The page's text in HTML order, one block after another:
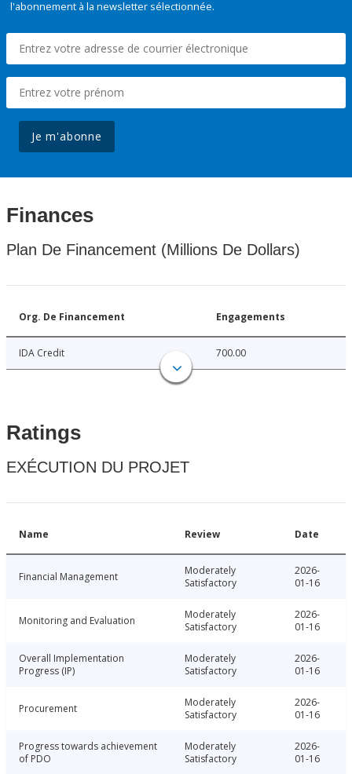
l'abonnement à la newsletter sélectionnée.
Je m'abonne
Finances
Plan De Financement (Millions De Dollars)
Org. De Financement Engagements
IDA Credit 700.00
Ratings
EXÉCUTION DU PROJET
Name Review Date
Financial Management
Moderately
Satisfactory
2026-
01-16
Monitoring and Evaluation
Moderately
Satisfactory
2026-
01-16
Overall Implementation
Progress (IP)
Moderately
Satisfactory
2026-
01-16
Procurement
Moderately
Satisfactory
2026-
01-16
Progress towards achievement
of PDO
Moderately
Satisfactory
2026-
01-16